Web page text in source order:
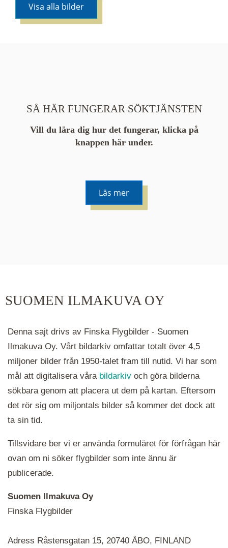
Visa alla bilder
SÅ HÄR FUNGERAR SÖKTJÄNSTEN
Vill du lära dig hur det fungerar, klicka på
knappen här under.
Läs mer
hålla ned ctrl-tangenten och scrolla.
ikoner är det en serie i varje. Utplacerade bilder
SUOMEN ILMAKUVA OY
Denna sajt drivs av Finska Flygbilder - Suomen
Ilmakuva Oy. Vårt bildarkiv omfattar totalt över 4,5
miljoner bilder från 1950-talet fram till nutid. Vi har som
mål att digitalisera våra bildarkiv och göra bilderna
sökbara genom att placera ut dem på kartan. Eftersom
det rör sig om miljontals bilder så kommer det dock att
ta sin tid.
Tillsvidare ber vi er använda formuläret för förfrågan här
ovan om ni söker flygbilder som inte ännu är
publicerade.
Suomen Ilmakuva Oy
Finska Flygbilder
Adress Råstensgatan 15, 20740 ÅBO, FINLAND